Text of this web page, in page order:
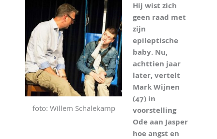
foto: Willem Schalekamp
Hij wist zich
geen raad met
zijn
epileptische
baby. Nu,
achttien jaar
later, vertelt
Mark Wijnen
(47) in
voorstelling
Ode aan Jasper
hoe angst en